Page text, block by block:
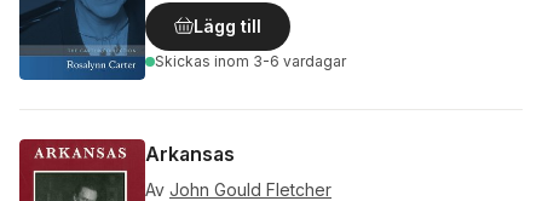
Lägg till
Skickas inom 3-6 vardagar
Arkansas
Av John Gould Fletcher